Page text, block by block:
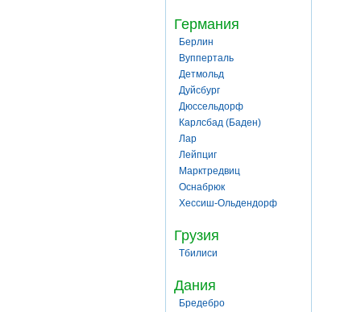
Германия
Берлин
Вупперталь
Детмольд
Дуйсбург
Дюссельдорф
Карлсбад (Баден)
Лар
Лейпциг
Марктредвиц
Оснабрюк
Хессиш-Ольдендорф
Грузия
Тбилиси
Дания
Бредебро